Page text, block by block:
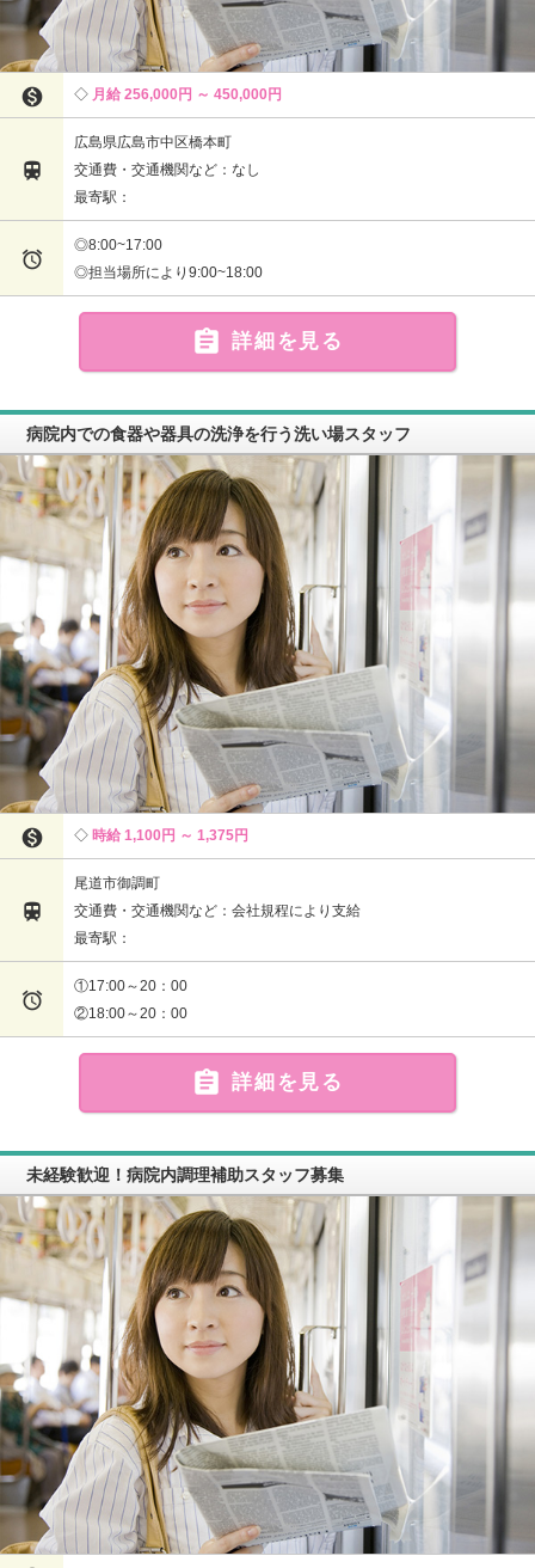
 月給 256,000円 ～ 450,000円

広島県広島市中区橋本町
交通費・交通機関など：なし
最寄駅：

◎8:00~17:00
◎担当場所により9:00~18:00
 詳細を見る
病院内での食器や器具の洗浄を行う洗い場スタッフ
 時給 1,100円 ～ 1,375円

尾道市御調町
交通費・交通機関など：会社規程により支給
最寄駅：

①17:00～20：00
②18:00～20：00
 詳細を見る
未経験歓迎！病院内調理補助スタッフ募集